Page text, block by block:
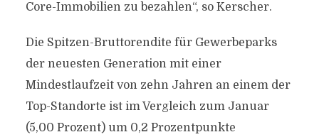
Core-Immobilien zu bezahlen“, so Kerscher.
Die Spitzen-Bruttorendite für Gewerbeparks
der neuesten Generation mit einer
Mindestlaufzeit von zehn Jahren an einem der
Top-Standorte ist im Vergleich zum Januar
(5,00 Prozent) um 0,2 Prozentpunkte